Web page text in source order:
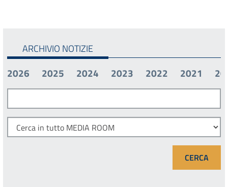
ARCHIVIO NOTIZIE
2026
2025 2024 2023 2022 2021